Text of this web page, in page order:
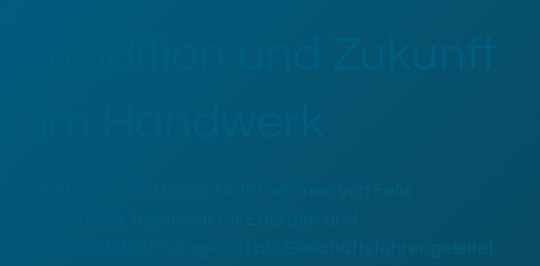
Gebäudetechnologie, ist als Geschäftsführer geleitet.